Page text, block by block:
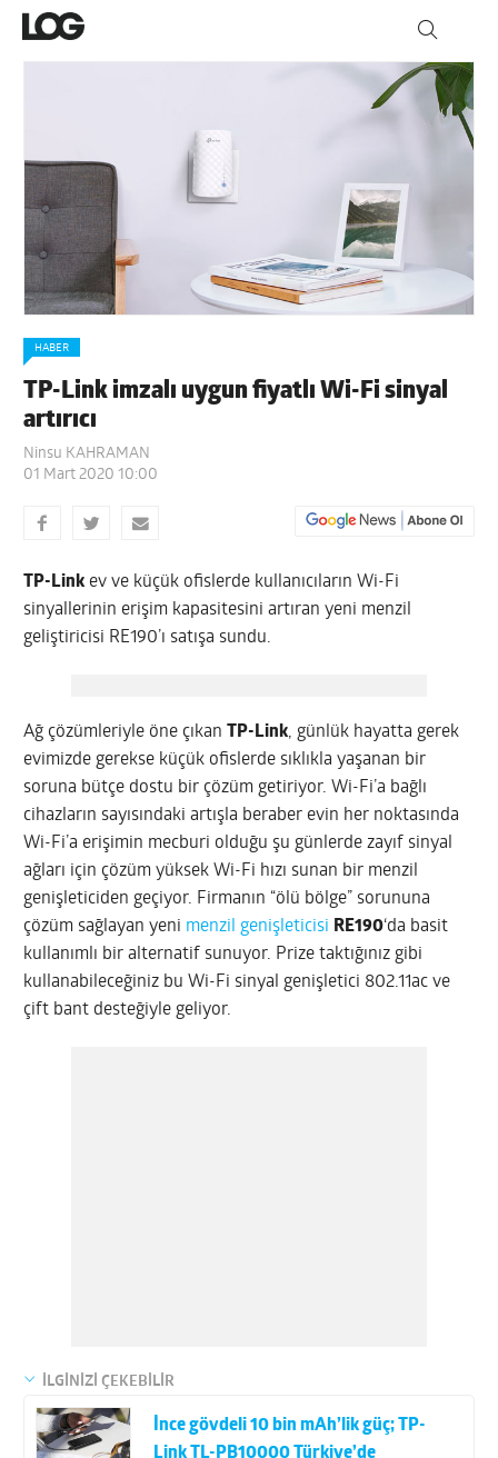
HABER
TP-Link imzalı uygun fiyatlı Wi-Fi sinyal
artırıcı
Ninsu KAHRAMAN
01 Mart 2020 10:00
TP-Link ev ve küçük ofislerde kullanıcıların Wi-Fi
sinyallerinin erişim kapasitesini artıran yeni menzil
geliştiricisi RE190’ı satışa sundu.
Ağ çözümleriyle öne çıkan TP-Link, günlük hayatta gerek
evimizde gerekse küçük ofislerde sıklıkla yaşanan bir
soruna bütçe dostu bir çözüm getiriyor. Wi-Fi’a bağlı
cihazların sayısındaki artışla beraber evin her noktasında
Wi-Fi’a erişimin mecburi olduğu şu günlerde zayıf sinyal
ağları için çözüm yüksek Wi-Fi hızı sunan bir menzil
genişleticiden geçiyor. Firmanın “ölü bölge” sorununa
çözüm sağlayan yeni menzil genişleticisi RE190‘da basit
kullanımlı bir alternatif sunuyor. Prize taktığınız gibi
kullanabileceğiniz bu Wi-Fi sinyal genişletici 802.11ac ve
çift bant desteğiyle geliyor.
İLGİNİZİ ÇEKEBİLİR
İnce gövdeli 10 bin mAh’lik güç; TP-
Link TL-PB10000 Türkiye’de